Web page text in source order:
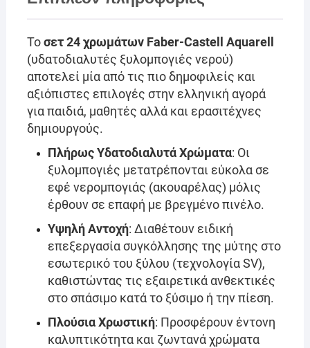
Τοσετ 24 χρωμάτων Faber-Castell Aquarell
(υδατοδιαλυτές ξυλομπογιές νερού)
αποτελεί μία από τις πιο δημοφιλείς και
αξιόπιστες επιλογές στην ελληνική αγορά
για παιδιά, μαθητές αλλά και ερασιτέχνες
δημιουργούς.
Πλήρως Υδατοδιαλυτά Χρώματα: Οι
ξυλομπογιές μετατρέπονται εύκολα σε
εφέ νερομπογιάς (ακουαρέλας) μόλις
έρθουν σε επαφή με βρεγμένο πινέλο.
Υψηλή Αντοχή: Διαθέτουν ειδική
επεξεργασία συγκόλλησης της μύτης στο
εσωτερικό του ξύλου (τεχνολογία SV),
καθιστώντας τις εξαιρετικά ανθεκτικές
στο σπάσιμο κατά το ξύσιμο ή την πίεση.
Πλούσια Χρωστική: Προσφέρουν έντονη
καλυπτικότητα και ζωντανά χρώματα